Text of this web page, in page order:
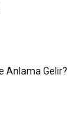
Anlama Gelir?